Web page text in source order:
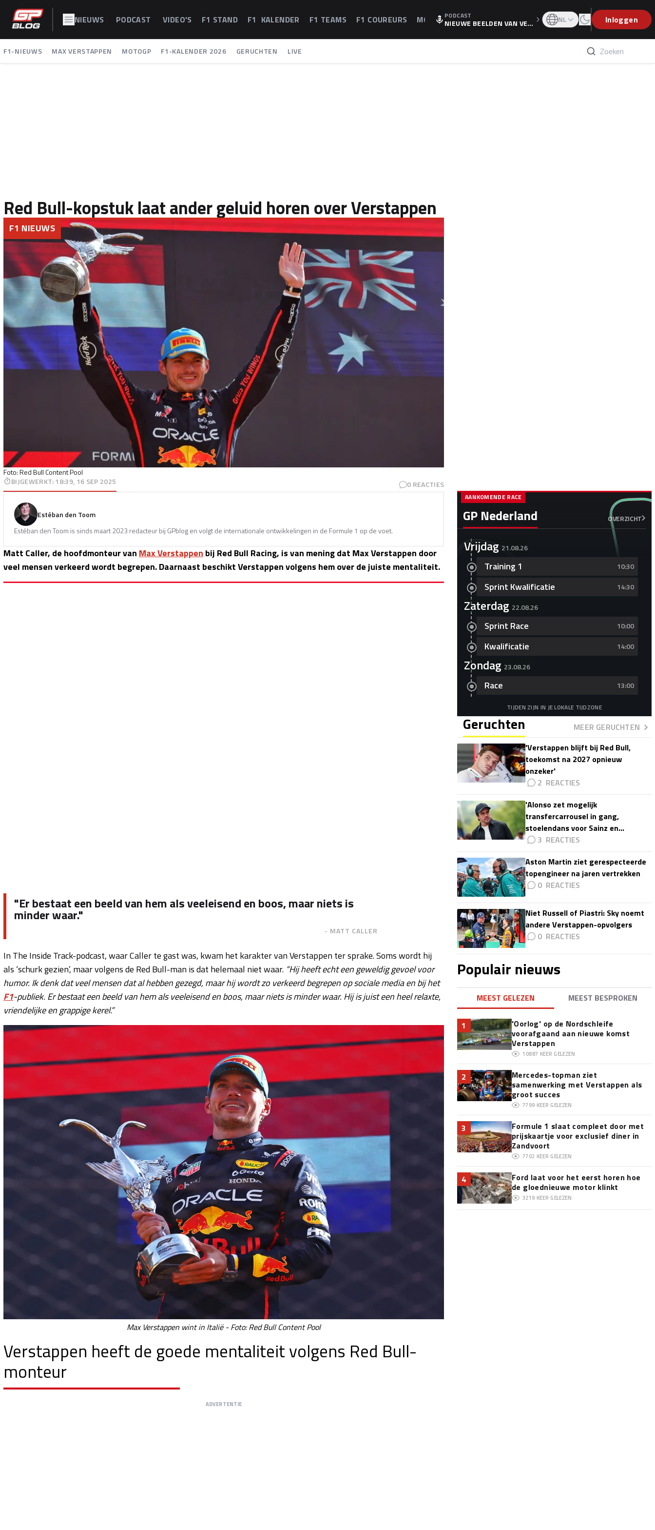
NIEUWS PODCAST VIDEO'S F1 STAND F1 KALENDER F1 TEAMS F1 COUREURS MOTOGPPODCAST
NIEUWE BEELDEN VAN VER
WEET IS ER NU GETEKEND'
NL Inloggen
F1-NIEUWS MAX VERSTAPPEN MOTOGP F1-KALENDER 2026 GERUCHTEN LIVE
Red Bull-kopstuk laat ander geluid horen over Verstappen
Foto: Red Bull Content Pool
F1 NIEUWS
BIJGEWERKT:18:39, 16 SEP 2025 0 REACTIES
Estéban den Toom
Estéban den Toom is sinds maart 2023 redacteur bij GPblog en volgt de internationale ontwikkelingen in de Formule 1 op de voet.
Matt Caller, de hoofdmonteur van Max Verstappen bij Red Bull Racing, is van mening dat Max Verstappen door
veel mensen verkeerd wordt begrepen. Daarnaast beschikt Verstappen volgens hem over de juiste mentaliteit.
"Er bestaat een beeld van hem als veeleisend en boos, maar niets is
minder waar."
- MATT CALLER
In The Inside Track-podcast, waar Caller te gast was, kwam het karakter van Verstappen ter sprake. Soms wordt hij
als ‘schurk gezien’, maar volgens de Red Bull-man is dat helemaal niet waar. “Hij heeft echt een geweldig gevoel voor
humor. Ik denk dat veel mensen dat al hebben gezegd, maar hij wordt zo verkeerd begrepen op sociale media en bij het
F1-publiek. Er bestaat een beeld van hem als veeleisend en boos, maar niets is minder waar. Hij is juist een heel relaxte,
vriendelijke en grappige kerel.”
Max Verstappen wint in Italië - Foto: Red Bull Content Pool
Verstappen heeft de goede mentaliteit volgens Red Bull-
monteur
ADVERTENTIE
GP Nederland OVERZICHT
AANKOMENDE RACE
Vrijdag 21.08.26
Training 1 10:30
Sprint Kwalificatie 14:30
Zaterdag 22.08.26
Sprint Race 10:00
Kwalificatie 14:00
Zondag 23.08.26
Race 13:00
TIJDEN ZIJN IN JE LOKALE TIJDZONE
Geruchten
MEER GERUCHTEN
'Verstappen blijft bij Red Bull,
toekomst na 2027 opnieuw
onzeker'
2
'Alonso zet mogelijk
transfercarrousel in gang,
stoelendans voor Sainz en
Colapinto'
3
Aston Martin ziet gerespecteerde
topengineer na jaren vertrekken
0
Niet Russell of Piastri: Sky noemt
andere Verstappen-opvolgers
0
Populair nieuws
MEEST GELEZEN MEEST BESPROKEN
1
'Oorlog' op de Nordschleife
voorafgaand aan nieuwe komst
Verstappen
10887 KEER GELEZEN
2
Mercedes-topman ziet
samenwerking met Verstappen als
groot succes
7799 KEER GELEZEN
3
Formule 1 slaat compleet door met
prijskaartje voor exclusief diner in
Zandvoort
7702 KEER GELEZEN
4
Ford laat voor het eerst horen hoe
de gloednieuwe motor klinkt
3219 KEER GELEZEN